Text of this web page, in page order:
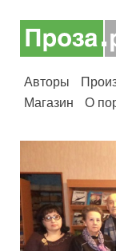
Авторы
Магазин
О